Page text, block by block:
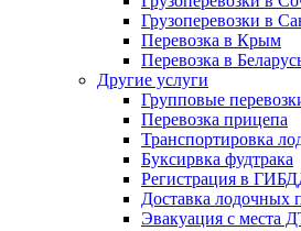
Грузоперевозки в
Перевозка в Крым
Перевозка в
Другие услуги
Групповые
Перевозка прицепа
Транспортировка
Буксирвка фудтрака
Регистрация в
Доставка лодочных
Эвакуация с места